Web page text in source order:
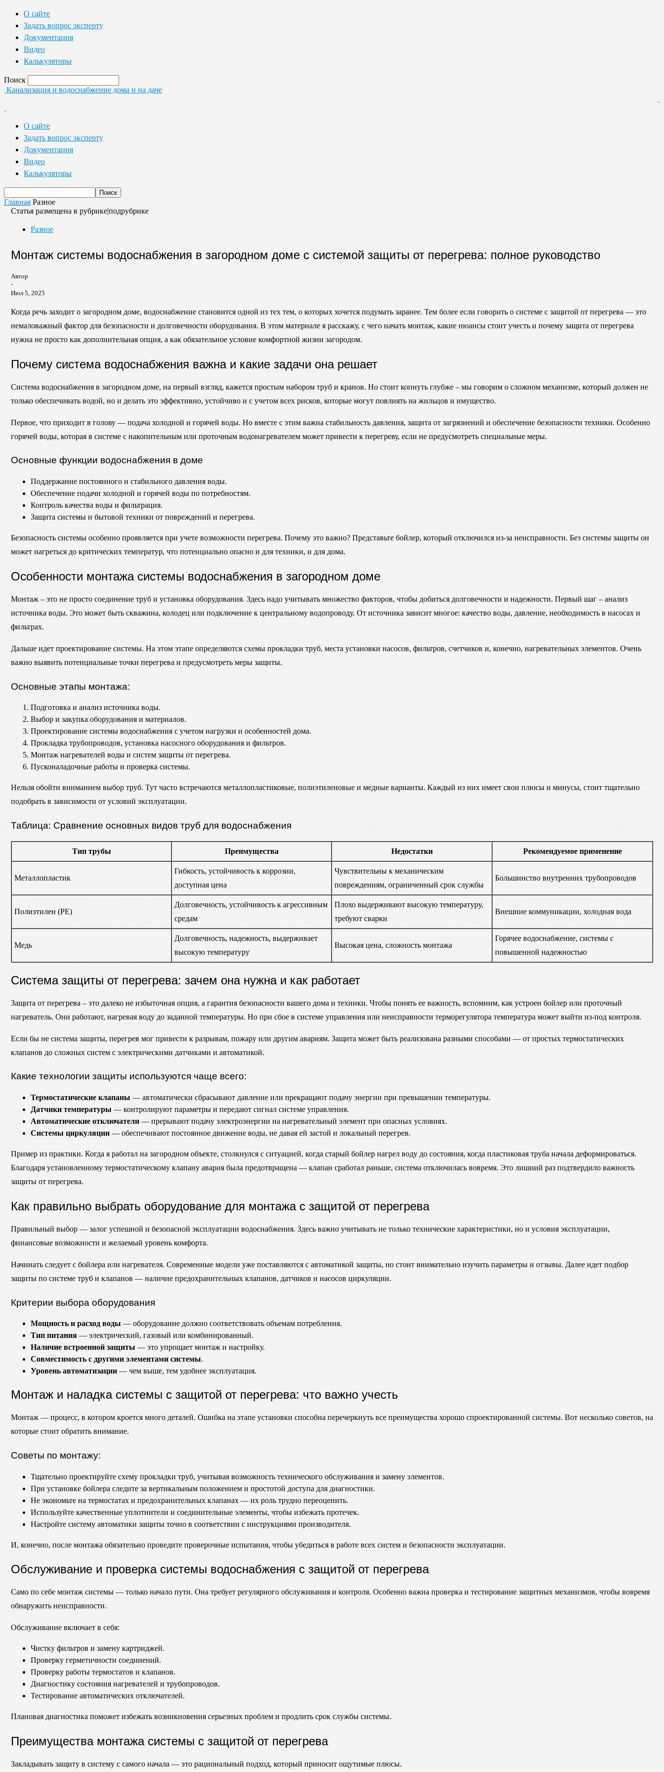
О сайте
Задать вопрос эксперту
Документация
Видео
Калькуляторы
Поиск
Канализация и водоснабжение дома и на даче
О сайте
Задать вопрос эксперту
Документация
Видео
Калькуляторы
Главная Разное
Статья размещена в рубрике|подрубрике
Разное
Монтаж системы водоснабжения в загородном доме с системой защиты от перегрева: полное руководство
Автор
-
Июл 5, 2025
Когда речь заходит о загородном доме, водоснабжение становится одной из тех тем, о которых хочется подумать заранее. Тем более если говорить о системе с защитой от перегрева — это
немаловажный фактор для безопасности и долговечности оборудования. В этом материале я расскажу, с чего начать монтаж, какие нюансы стоит учесть и почему защита от перегрева
нужна не просто как дополнительная опция, а как обязательное условие комфортной жизни загородом.
Почему система водоснабжения важна и какие задачи она решает
Система водоснабжения в загородном доме, на первый взгляд, кажется простым набором труб и кранов. Но стоит копнуть глубже – мы говорим о сложном механизме, который должен не
только обеспечивать водой, но и делать это эффективно, устойчиво и с учетом всех рисков, которые могут повлиять на жильцов и имущество.
Первое, что приходит в голову — подача холодной и горячей воды. Но вместе с этим важна стабильность давления, защита от загрязнений и обеспечение безопасности техники. Особенно
горячей воды, которая в системе с накопительным или проточным водонагревателем может привести к перегреву, если не предусмотреть специальные меры.
Основные функции водоснабжения в доме
Поддержание постоянного и стабильного давления воды.
Обеспечение подачи холодной и горячей воды по потребностям.
Контроль качества воды и фильтрация.
Защита системы и бытовой техники от повреждений и перегрева.
Безопасность системы особенно проявляется при учете возможности перегрева. Почему это важно? Представьте бойлер, который отключился из-за неисправности. Без системы защиты он
может нагреться до критических температур, что потенциально опасно и для техники, и для дома.
Особенности монтажа системы водоснабжения в загородном доме
Монтаж – это не просто соединение труб и установка оборудования. Здесь надо учитывать множество факторов, чтобы добиться долговечности и надежности. Первый шаг – анализ
источника воды. Это может быть скважина, колодец или подключение к центральному водопроводу. От источника зависит многое: качество воды, давление, необходимость в насосах и
фильтрах.
Дальше идет проектирование системы. На этом этапе определяются схемы прокладки труб, места установки насосов, фильтров, счетчиков и, конечно, нагревательных элементов. Очень
важно выявить потенциальные точки перегрева и предусмотреть меры защиты.
Основные этапы монтажа:
Подготовка и анализ источника воды.
Выбор и закупка оборудования и материалов.
Проектирование системы водоснабжения с учетом нагрузки и особенностей дома.
Прокладка трубопроводов, установка насосного оборудования и фильтров.
Монтаж нагревателей воды и систем защиты от перегрева.
Пусконаладочные работы и проверка системы.
Нельзя обойти вниманием выбор труб. Тут часто встречаются металлопластиковые, полиэтиленовые и медные варианты. Каждый из них имеет свои плюсы и минусы, стоит тщательно
подобрать в зависимости от условий эксплуатации.
Таблица: Сравнение основных видов труб для водоснабжения
Тип трубы Преимущества Недостатки Рекомендуемое применение
Металлопластик
Гибкость, устойчивость к коррозии,
доступная цена
Чувствительны к механическим
повреждениям, ограниченный срок службы
Большинство внутренних трубопроводов
Полиэтилен (PE)
Долговечность, устойчивость к агрессивным
средам
Плохо выдерживают высокую температуру,
требуют сварки
Внешние коммуникации, холодная вода
Медь
Долговечность, надежность, выдерживает
высокую температуру
Высокая цена, сложность монтажа
Горячее водоснабжение, системы с
повышенной надежностью
Система защиты от перегрева: зачем она нужна и как работает
Защита от перегрева – это далеко не избыточная опция, а гарантия безопасности вашего дома и техники. Чтобы понять ее важность, вспомним, как устроен бойлер или проточный
нагреватель. Они работают, нагревая воду до заданной температуры. Но при сбое в системе управления или неисправности терморегулятора температура может выйти из-под контроля.
Если бы не система защиты, перегрев мог привести к разрывам, пожару или другим авариям. Защита может быть реализована разными способами — от простых термостатических
клапанов до сложных систем с электрическими датчиками и автоматикой.
Какие технологии защиты используются чаще всего:
Термостатические клапаны— автоматически сбрасывают давление или прекращают подачу энергии при превышении температуры.
Датчики температуры — контролируют параметры и передают сигнал системе управления.
Автоматические отключатели — прерывают подачу электроэнергии на нагревательный элемент при опасных условиях.
Системы циркуляции — обеспечивают постоянное движение воды, не давая ей застой и локальный перегрев.
Пример из практики. Когда я работал на загородном объекте, столкнулся с ситуацией, когда старый бойлер нагрел воду до состояния, когда пластиковая труба начала деформироваться.
Благодаря установленному термостатическому клапану авария была предотвращена — клапан сработал раньше, система отключилась вовремя. Это лишний раз подтвердило важность
защиты от перегрева.
Как правильно выбрать оборудование для монтажа с защитой от перегрева
Правильный выбор — залог успешной и безопасной эксплуатации водоснабжения. Здесь важно учитывать не только технические характеристики, но и условия эксплуатации,
финансовые возможности и желаемый уровень комфорта.
Начинать следует с бойлера или нагревателя. Современные модели уже поставляются с автоматикой защиты, но стоит внимательно изучить параметры и отзывы. Далее идет подбор
защиты по системе труб и клапанов — наличие предохранительных клапанов, датчиков и насосов циркуляции.
Критерии выбора оборудования
Мощность и расход воды— оборудование должно соответствовать объемам потребления.
Тип питания — электрический, газовый или комбинированный.
Наличие встроенной защиты — это упрощает монтаж и настройку.
Совместимость с другими элементами системы.
Уровень автоматизации— чем выше, тем удобнее эксплуатация.
Монтаж и наладка системы с защитой от перегрева: что важно учесть
Монтаж — процесс, в котором кроется много деталей. Ошибка на этапе установки способна перечеркнуть все преимущества хорошо спроектированной системы. Вот несколько советов, на
которые стоит обратить внимание.
Советы по монтажу:
Тщательно проектируйте схему прокладки труб, учитывая возможность технического обслуживания и замену элементов.
При установке бойлера следите за вертикальным положением и простотой доступа для диагностики.
Не экономьте на термостатах и предохранительных клапанах — их роль трудно переоценить.
Используйте качественные уплотнители и соединительные элементы, чтобы избежать протечек.
Настройте систему автоматики защиты точно в соответствии с инструкциями производителя.
И, конечно, после монтажа обязательно проведите проверочные испытания, чтобы убедиться в работе всех систем и безопасности эксплуатации.
Обслуживание и проверка системы водоснабжения с защитой от перегрева
Само по себе монтаж системы — только начало пути. Она требует регулярного обслуживания и контроля. Особенно важна проверка и тестирование защитных механизмов, чтобы вовремя
обнаружить неисправности.
Обслуживание включает в себя:
Чистку фильтров и замену картриджей.
Проверку герметичности соединений.
Проверку работы термостатов и клапанов.
Диагностику состояния нагревателей и трубопроводов.
Тестирование автоматических отключателей.
Плановая диагностика поможет избежать возникновения серьезных проблем и продлить срок службы системы.
Преимущества монтажа системы с защитой от перегрева
Закладывать защиту в систему с самого начала — это рациональный подход, который приносит ощутимые плюсы.